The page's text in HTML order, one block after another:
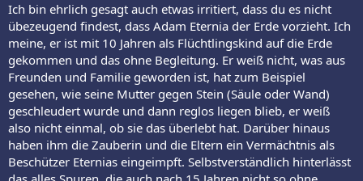
Ich bin ehrlich gesagt auch etwas irritiert, dass du es nicht
übezeugend findest, dass Adam Eternia der Erde vorzieht. Ich
meine, er ist mit 10 Jahren als Flüchtlingskind auf die Erde
gekommen und das ohne Begleitung. Er weiß nicht, was aus
Freunden und Familie geworden ist, hat zum Beispiel
gesehen, wie seine Mutter gegen Stein (Säule oder Wand)
geschleudert wurde und dann reglos liegen blieb, er weiß
also nicht einmal, ob sie das überlebt hat. Darüber hinaus
haben ihm die Zauberin und die Eltern ein Vermächtnis als
Beschützer Eternias eingeimpft. Selbstverständlich hinterlässt